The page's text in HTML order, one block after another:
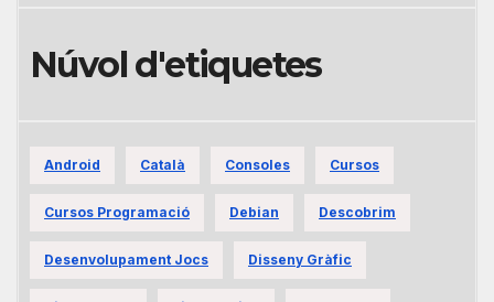
Núvol d'etiquetes
Android Català Consoles Cursos
Cursos Programació Debian Descobrim
Desenvolupament Jocs Disseny Gràfic